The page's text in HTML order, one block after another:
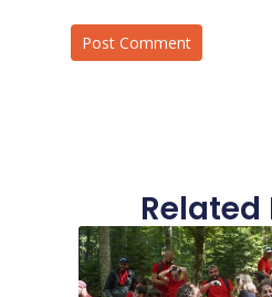
Related